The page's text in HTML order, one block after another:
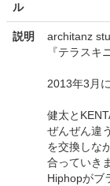
ル
説明
architanz
『テラスキ
2013年3月
健太と
ぜんぜん違
を交換しな
合っていき
Hiphopがブ